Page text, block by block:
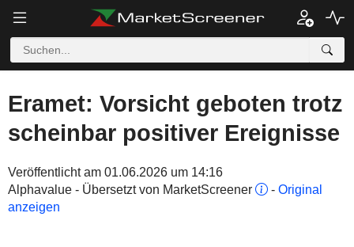
Eramet: Vorsicht geboten trotz
scheinbar positiver Ereignisse
Veröffentlicht am 01.06.2026 um 14:16
Alphavalue - Übersetzt von MarketScreener
- Original
anzeigen